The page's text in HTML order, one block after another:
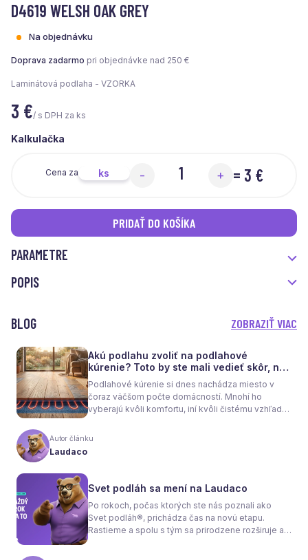
D4619 WELSH OAK GREY
Na objednávku
Doprava zadarmo pri objednávke nad 250 €
Laminátová podlaha - VZORKA
3 €/ s DPH za ks
Kalkulačka
Cena za ks - + = 3 €
PRIDAŤ DO KOŠÍKA
PARAMETRE
POPIS
BLOG ZOBRAZIŤ VIAC
Akú podlahu zvoliť na podlahové
kúrenie? Toto by ste mali vedieť skôr, než
sa rozhodnete
Podlahové kúrenie si dnes nachádza miesto v
čoraz väčšom počte domácností. Mnohí ho
vyberajú kvôli komfortu, iní kvôli čistému vzhľadu
nielen na pocit tepla v miestnosti, ale aj na
spotrebu energie a celkové fungovanie kúrenia.
Autor článku
Laudaco
Svet podláh sa mení na Laudaco
Po rokoch, počas ktorých ste nás poznali ako
Svet podláh®, prichádza čas na novú etapu.
Rastieme a spolu s tým sa prirodzene rozširuje aj